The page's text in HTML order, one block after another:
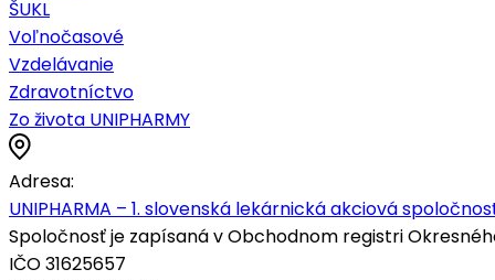
ŠUKL
Voľnočasové
Vzdelávanie
Zdravotníctvo
Zo života UNIPHARMY
Adresa:
UNIPHARMA – 1. slovenská lekárnická akciová
Spoločnosť je zapísaná v Obchodnom registri
IČO 31625657